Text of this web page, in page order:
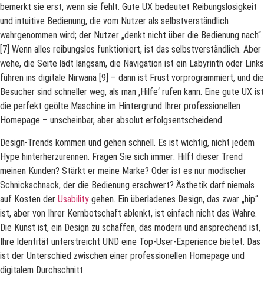
bemerkt sie erst, wenn sie fehlt. Gute UX bedeutet Reibungslosigkeit
und intuitive Bedienung, die vom Nutzer als selbstverständlich
wahrgenommen wird; der Nutzer „denkt nicht über die Bedienung nach“.
[7] Wenn alles reibungslos funktioniert, ist das selbstverständlich. Aber
wehe, die Seite lädt langsam, die Navigation ist ein Labyrinth oder Links
führen ins digitale Nirwana [9] – dann ist Frust vorprogrammiert, und die
Besucher sind schneller weg, als man ‚Hilfe‘ rufen kann. Eine gute UX ist
die perfekt geölte Maschine im Hintergrund Ihrer professionellen
Homepage – unscheinbar, aber absolut erfolgsentscheidend.
Design-Trends kommen und gehen schnell. Es ist wichtig, nicht jedem
Hype hinterherzurennen. Fragen Sie sich immer: Hilft dieser Trend
meinen Kunden? Stärkt er meine Marke? Oder ist es nur modischer
Schnickschnack, der die Bedienung erschwert? Ästhetik darf niemals
auf Kosten der Usability gehen. Ein überladenes Design, das zwar „hip“
ist, aber von Ihrer Kernbotschaft ablenkt, ist einfach nicht das Wahre.
Die Kunst ist, ein Design zu schaffen, das modern und ansprechend ist,
Ihre Identität unterstreicht UND eine Top-User-Experience bietet. Das
ist der Unterschied zwischen einer professionellen Homepage und
digitalem Durchschnitt.